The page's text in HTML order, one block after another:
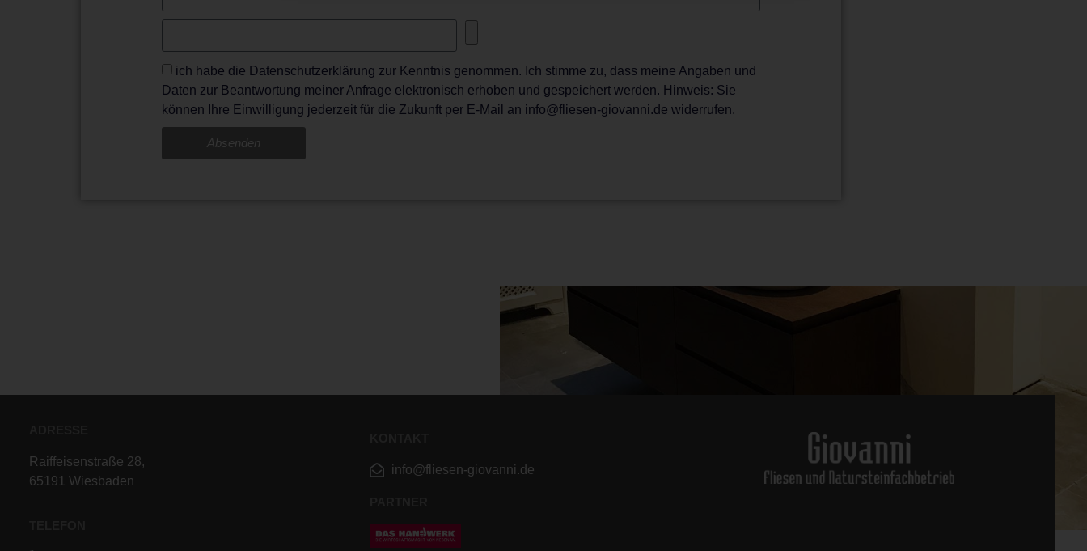
ich habe die Datenschutzerklärung zur Kenntnis genommen. Ich stimme zu, dass meine Angaben und
Daten zur Beantwortung meiner Anfrage elektronisch erhoben und gespeichert werden. Hinweis: Sie
können Ihre Einwilligung jederzeit für die Zukunft per E-Mail an info@fliesen-giovanni.de widerrufen.
Absenden
Raiffeisenstraße 28,
65191 Wiesbaden
info@fliesen-giovanni.de